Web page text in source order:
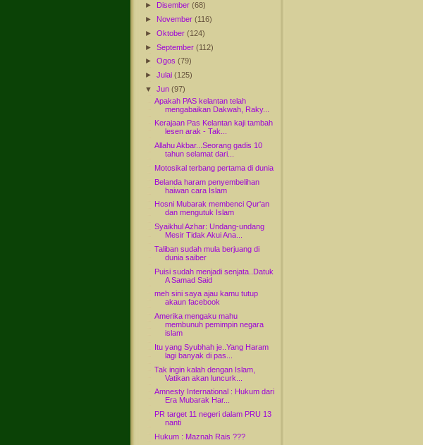
►
Disember(68)
► November(116)
►Oktober(124)
►September(112)
►Ogos(79)
►Julai(125)
▼
Jun(97)
Apakah PAS kelantan telah
mengabaikan Dakwah, Raky...
Kerajaan Pas Kelantan kaji tambah
lesen arak - Tak...
Allahu Akbar...Seorang gadis 10
tahun selamat dari...
Motosikal terbang pertama di dunia
Belanda haram penyembelihan
haiwan cara Islam
Hosni Mubarak membenci Qur'an
dan mengutuk Islam
Syaikhul Azhar: Undang-undang
Mesir Tidak Akui Ana...
Taliban sudah mula berjuang di
dunia saiber
Puisi sudah menjadi senjata..Datuk
A Samad Said
meh sini saya ajau kamu tutup
akaun facebook
Amerika mengaku mahu
membunuh pemimpin negara
islam
Itu yang Syubhah je..Yang Haram
lagi banyak di pas...
Tak ingin kalah dengan Islam,
Vatikan akan luncurk...
Amnesty International : Hukum dari
Era Mubarak Har...
PR target 11 negeri dalam PRU 13
nanti
Hukum : Maznah Rais ???